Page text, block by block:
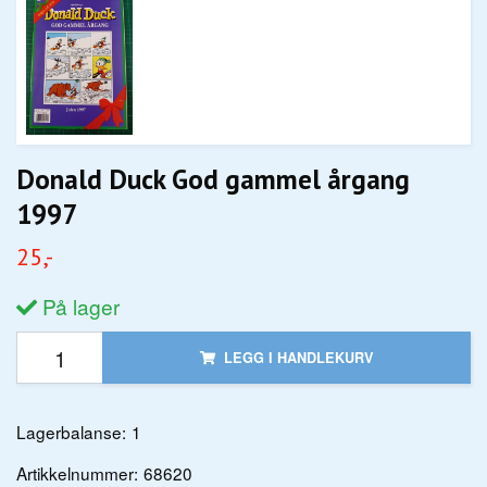
Donald Duck God gammel årgang
1997
25,-
På lager
LEGG I HANDLEKURV
Lagerbalanse: 1
Artikkelnummer: 68620